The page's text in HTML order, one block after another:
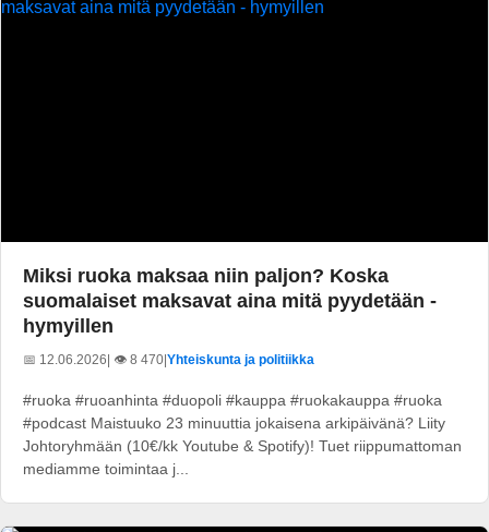
Miksi ruoka maksaa niin paljon? Koska
suomalaiset maksavat aina mitä pyydetään -
hymyillen
📅 12.06.2026| 👁️ 8 470|Yhteiskunta ja politiikka
#ruoka #ruoanhinta #duopoli #kauppa #ruokakauppa #ruoka
#podcast Maistuuko 23 minuuttia jokaisena arkipäivänä? Liity
Johtoryhmään (10€/kk Youtube & Spotify)! Tuet riippumattoman
mediamme toimintaa j...